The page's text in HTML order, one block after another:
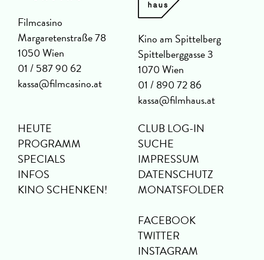
Filmcasino
Margaretenstraße 78
1050 Wien
01 / 587 90 62
kassa@filmcasino.at
Kino am Spittelberg
Spittelberggasse 3
1070 Wien
01 / 890 72 86
kassa@filmhaus.at
HEUTE
PROGRAMM
SPECIALS
INFOS
KINO SCHENKEN!
CLUB LOG-IN
SUCHE
IMPRESSUM
DATENSCHUTZ
MONATSFOLDER
FACEBOOK
TWITTER
INSTAGRAM